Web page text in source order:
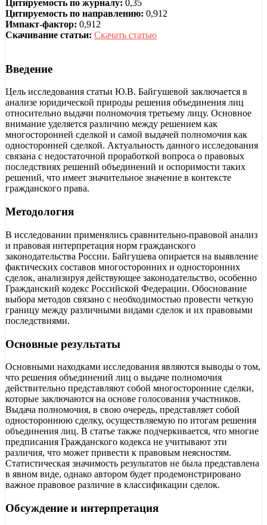
Цитируемость по журналу: 0,35
Цитируемость по направлению: 0,912
Импакт-фактор: 0,912
Скачивание статьи: Скачать статью
Введение
Цель исследования статьи Ю.В. Байгушевой заключается в
анализе юридической природы решения объединения лиц
относительно выдачи полномочия третьему лицу. Основное
внимание уделяется различию между решением как
многосторонней сделкой и самой выдачей полномочия как
односторонней сделкой. Актуальность данного исследования
связана с недостаточной проработкой вопроса о правовых
последствиях решений объединений и оспоримости таких
решений, что имеет значительное значение в контексте
гражданского права.
Методология
В исследовании применялись сравнительно-правовой анализ
и правовая интерпретация норм гражданского
законодательства России. Байгушева опирается на выявление
фактических составов многосторонних и односторонних
сделок, анализируя действующее законодательство, особенно
Гражданский кодекс Российской Федерации. Обоснование
выбора методов связано с необходимостью провести четкую
границу между различными видами сделок и их правовыми
последствиями.
Основные результаты
Основными находками исследования являются выводы о том,
что решения объединений лиц о выдаче полномочия
действительно представляют собой многосторонние сделки,
которые заключаются на основе голосования участников.
Выдача полномочия, в свою очередь, представляет собой
одностороннюю сделку, осуществляемую по итогам решения
объединения лиц. В статье также подчеркивается, что многие
предписания Гражданского кодекса не учитывают эти
различия, что может привести к правовым неясностям.
Статистическая значимость результатов не была представлена
в явном виде, однако автором будет продемонстрировано
важное правовое различие в классификации сделок.
Обсуждение и интерпретация